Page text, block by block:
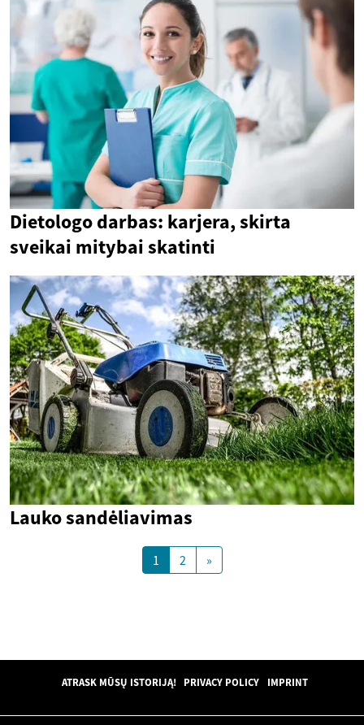
Dietologo darbas: karjera, skirta
sveikai mitybai skatinti
Lauko sandėliavimas
1 2 »
ATRASK MŪSŲ ISTORIJĄ! PRIVACY POLICY IMPRINT